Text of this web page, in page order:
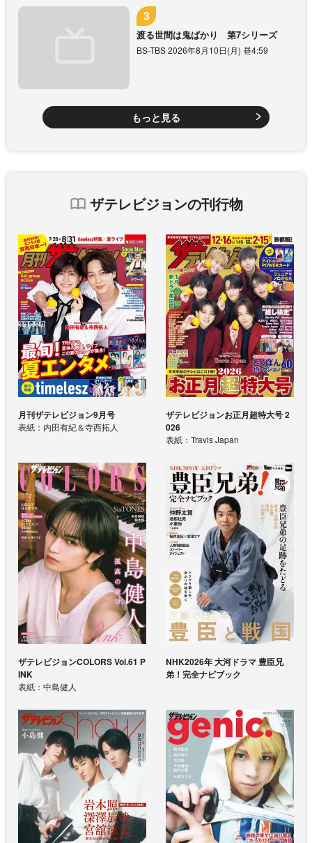
渡る世間は鬼ばかり 第7シリーズ
BS-TBS 2026年8月10日(月) 昼4:59
もっと見る
ザテレビジョンの刊行物
月刊ザテレビジョン9月号
表紙：内田有紀＆寺西拓人
ザテレビジョンお正月超特大号 2
026
表紙：Travis Japan
ザテレビジョンCOLORS Vol.61 P
INK
表紙：中島健人
NHK2026年 大河ドラマ 豊臣兄
弟！完全ナビブック